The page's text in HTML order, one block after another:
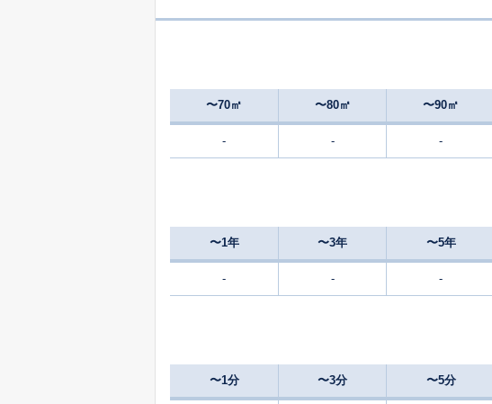
〜70㎡ 〜80㎡ 〜90㎡
- - -
〜1年 〜3年 〜5年
- - -
〜1分 〜3分 〜5分